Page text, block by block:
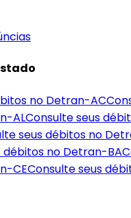
no Detran-AC
ALConsulte seus
seus débitos no
débitos no Detran-BA
CEConsulte seus